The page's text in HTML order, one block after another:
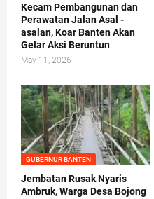
Kecam Pembangunan dan
Perawatan Jalan Asal -
asalan, Koar Banten Akan
Gelar Aksi Beruntun
May 11, 2026
GUBERNUR BANTEN
Jembatan Rusak Nyaris
Ambruk, Warga Desa Bojong